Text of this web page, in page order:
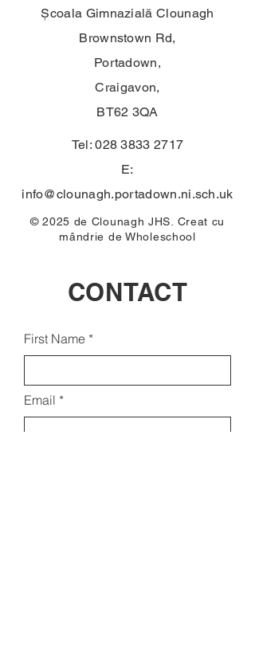
Școala Gimnazială Clounagh
Brownstown Rd,
Portadown,
Craigavon,
BT62 3QA
Tel:028 3833 2717
E:
info@clounagh.portadown.ni.sch.uk
© 2025 de Clounagh JHS. Creat cu
mândrie de Wholeschool
CONTACT
First Name
Email